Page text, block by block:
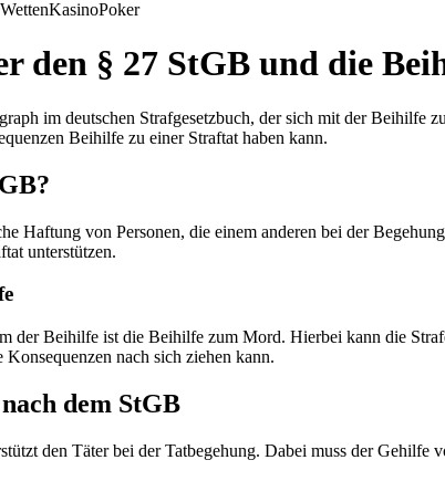
WettenKasinoPoker
den § 27 StGB und die
im deutschen Strafgesetzbuch, der sich mit der
Beihilfe zu einer Straftat haben kann.
Haftung von Personen, die einem anderen bei der
unterstützen.
der Beihilfe ist die Beihilfe zum Mord. Hierbei kann die
Konsequenzen nach sich ziehen kann.
dem StGB
den Täter bei der Tatbegehung. Dabei muss der